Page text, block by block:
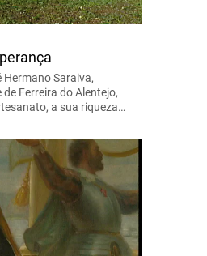
Saraiva,
Ferreira do Alentejo,
a sua riqueza…